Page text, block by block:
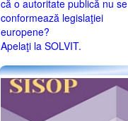
că o autoritate publică nu se
conformează legislaţiei
europene?
Apelaţi la SOLVIT.